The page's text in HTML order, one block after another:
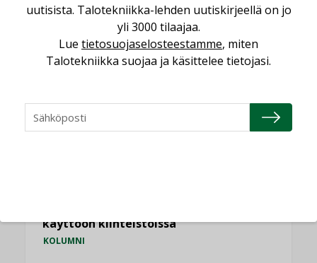
Kaivamattomat menetelmät
vakiinnuttavat asemansa taloyhtiöissä
LEHDEN ARTIKKELIT,TILAAJILLE
käyttöön kiinteistöissä
KOLUMNI
uutisista. Talotekniikka-lehden uutiskirjeellä on jo
yli 3000 tilaajaa.
Lue tietosuojaselosteestamme, miten
Talotekniikka suojaa ja käsittelee tietojasi.